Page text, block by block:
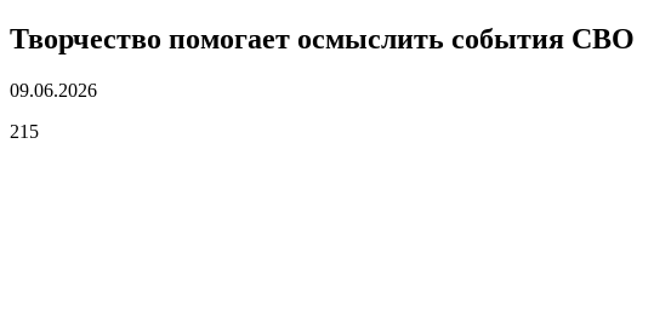
Творчество помогает осмыслить события СВО
09.06.2026
215